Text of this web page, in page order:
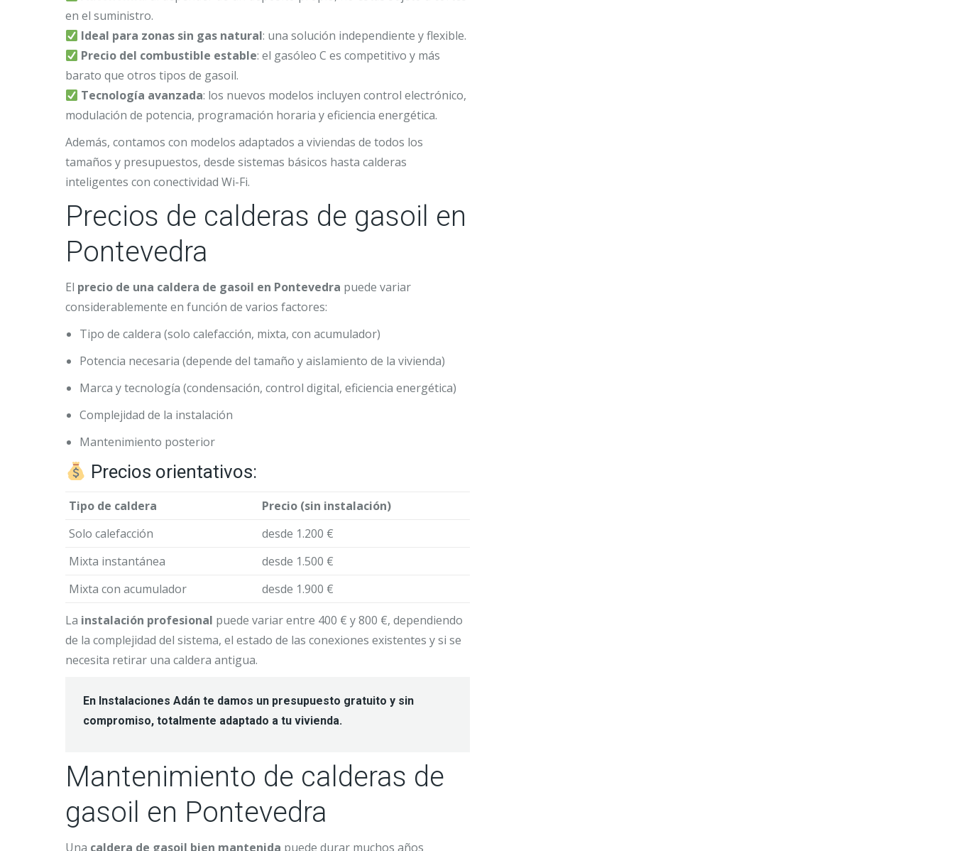
en el suministro.
Ideal para zonas sin gas natural: una solución independiente y flexible.
Precio del combustible estable: el gasóleo C es competitivo y más
barato que otros tipos de gasoil.
Tecnología avanzada: los nuevos modelos incluyen control electrónico,
modulación de potencia, programación horaria y eficiencia energética.
Además, contamos con modelos adaptados a viviendas de todos los
tamaños y presupuestos, desde sistemas básicos hasta calderas
inteligentes con conectividad Wi-Fi.
Precios de calderas de gasoil en
Pontevedra
El precio de una caldera de gasoil en Pontevedra puede variar
considerablemente en función de varios factores:
Tipo de caldera (solo calefacción, mixta, con acumulador)
Potencia necesaria (depende del tamaño y aislamiento de la vivienda)
Marca y tecnología (condensación, control digital, eficiencia energética)
Complejidad de la instalación
Mantenimiento posterior
Precios orientativos:
Tipo de caldera
Precio (sin instalación)
Solo calefacción
desde 1.200 €
Mixta instantánea
desde 1.500 €
Mixta con acumulador
desde 1.900 €
La instalación profesional puede variar entre 400 € y 800 €, dependiendo
de la complejidad del sistema, el estado de las conexiones existentes y si se
necesita retirar una caldera antigua.
En Instalaciones Adán te damos un presupuesto gratuito y sin
compromiso, totalmente adaptado a tu vivienda.
Mantenimiento de calderas de
gasoil en Pontevedra
Una caldera de gasoil bien mantenida puede durar muchos años